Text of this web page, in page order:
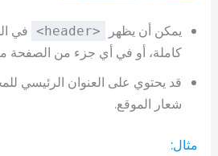
يمكن أن يظهر <header>
في
كاملة، أو في أي جزء من الصفحة
قد يحتوي على العنوان الرئيسي
شعار الموقع.
مثال: